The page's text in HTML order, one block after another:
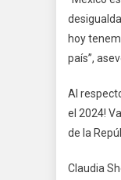
hoy
país’’,
Al
el 2024!
de la
Claudia